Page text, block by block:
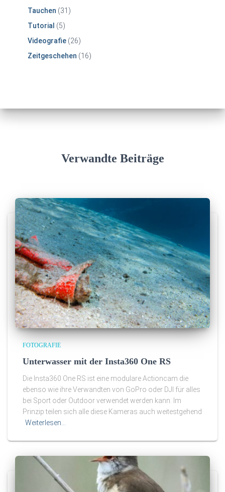
Tauchen (31)
Tutorial (5)
Videografie (26)
Zeitgeschehen (16)
Verwandte Beiträge
FOTOGRAFIE
Unterwasser mit der Insta360 One RS
Die Insta360 One RS ist eine modulare Actioncam die
ebenso wie ihre Verwandten von GoPro oder DJI für alles
bei Sport oder Outdoor verwendet werden kann. Im
Prinzip teilen sich alle diese Kameras auch weitestgehend
Weiterlesen…